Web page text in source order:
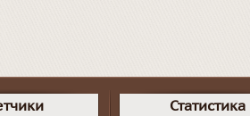
Статистика